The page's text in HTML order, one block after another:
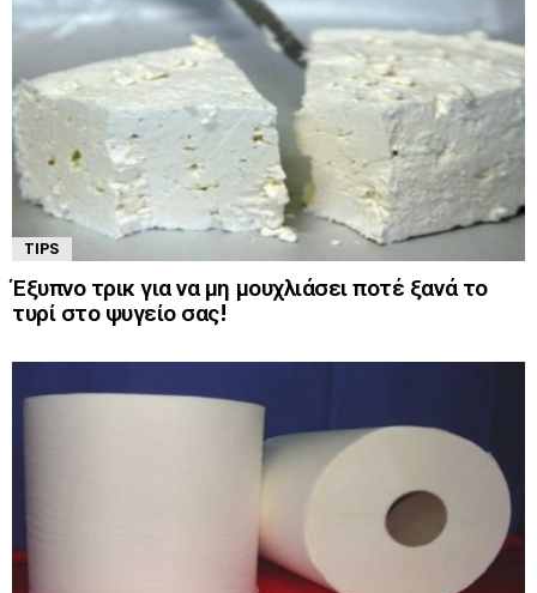
TIPS
Έξυπνο τρικ για να μη μουχλιάσει ποτέ ξανά το
τυρί στο ψυγείο σας!